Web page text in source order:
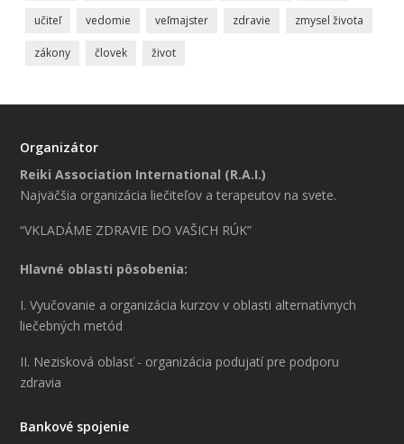
učiteľ vedomie veľmajster zdravie zmysel života
zákony človek život
Organizátor
Reiki Association International (R.A.I.)
Najväčšia organizácia liečiteľov a terapeutov na svete.
“VKLADÁME ZDRAVIE DO VAŠICH RÚK”
Hlavné oblasti pôsobenia:
I. Vyučovanie a organizácia kurzov v oblasti alternatívnych
liečebných metód
II. Nezisková oblasť - organizácia podujatí pre podporu
zdravia
Bankové spojenie